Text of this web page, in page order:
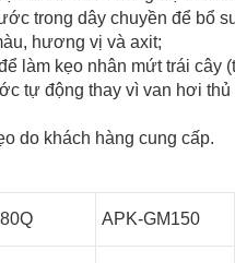
trong dây chuyền để bổ
hương vị và axit;
làm kẹo nhân mứt trái cây
tự động thay vì van hơi
do khách hàng cung cấp.
APK-GM150